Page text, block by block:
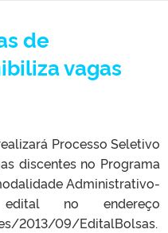
de
vagas
Processo Seletivo
discentes no Programa
Administrativo-
no endereço
2013/09/EditalBolsas.